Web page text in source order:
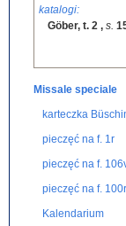
katalogi:
Göber, t. 2 , s.
Missale speciale
karteczka
pieczęć na f. 1r
pieczęć na f.
pieczęć na f. 100r
Kalendarium